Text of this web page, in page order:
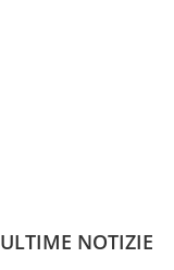
ULTIME NOTIZIE